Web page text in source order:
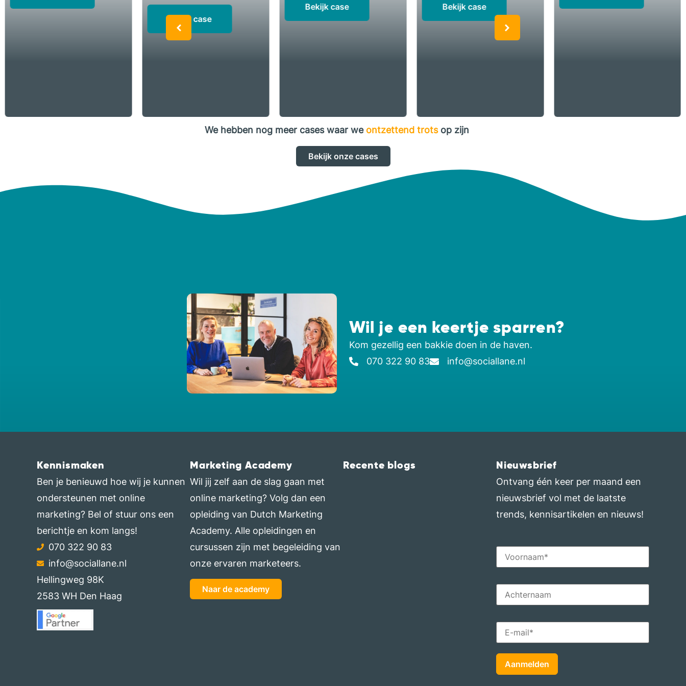
Bekijk case
Bekijk case Bekijk case
We hebben nog meer cases waar we ontzettend trotsop zijn
Bekijk onze cases
Wil je een keertje sparren?
Kom gezellig een bakkie doen in de haven.
070 322 90 83
info@sociallane.nl
Kennismaken
Ben je benieuwd hoe wij je kunnen
ondersteunen met online
marketing? Bel of stuur ons een
berichtje en kom langs!
070 322 90 83
info@sociallane.nl
Hellingweg 98K
2583 WH Den Haag
Marketing Academy
Wil jij zelf aan de slag gaan met
online marketing? Volg dan een
opleiding van Dutch Marketing
Academy. Alle opleidingen en
cursussen zijn met begeleiding van
onze ervaren marketeers.
Naar de academy
Recente blogs Nieuwsbrief
Ontvang één keer per maand een
nieuwsbrief vol met de laatste
trends, kennisartikelen en nieuws!
Aanmelden